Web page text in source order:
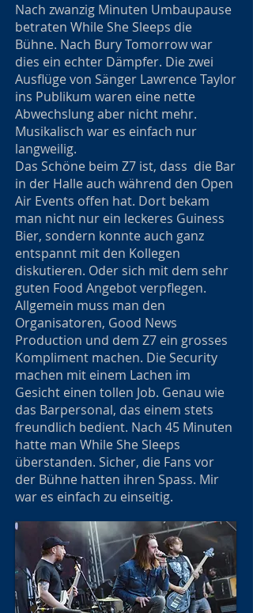
Nach zwanzig Minuten Umbaupause
betraten While She Sleeps die
Bühne. Nach Bury Tomorrow war
dies ein echter Dämpfer. Die zwei
Ausflüge von Sänger Lawrence Taylor
ins Publikum waren eine nette
Abwechslung aber nicht mehr.
Musikalisch war es einfach nur
langweilig.
Das Schöne beim Z7 ist, dass die Bar
in der Halle auch während den Open
Air Events offen hat. Dort bekam
man nicht nur ein leckeres Guiness
Bier, sondern konnte auch ganz
entspannt mit den Kollegen
diskutieren. Oder sich mit dem sehr
guten Food Angebot verpflegen.
Allgemein muss man den
Organisatoren, Good News
Production und dem Z7 ein grosses
Kompliment machen. Die Security
machen mit einem Lachen im
Gesicht einen tollen Job. Genau wie
das Barpersonal, das einem stets
freundlich bedient. Nach 45 Minuten
hatte man While She Sleeps
überstanden. Sicher, die Fans vor
der Bühne hatten ihren Spass. Mir
war es einfach zu einseitig.